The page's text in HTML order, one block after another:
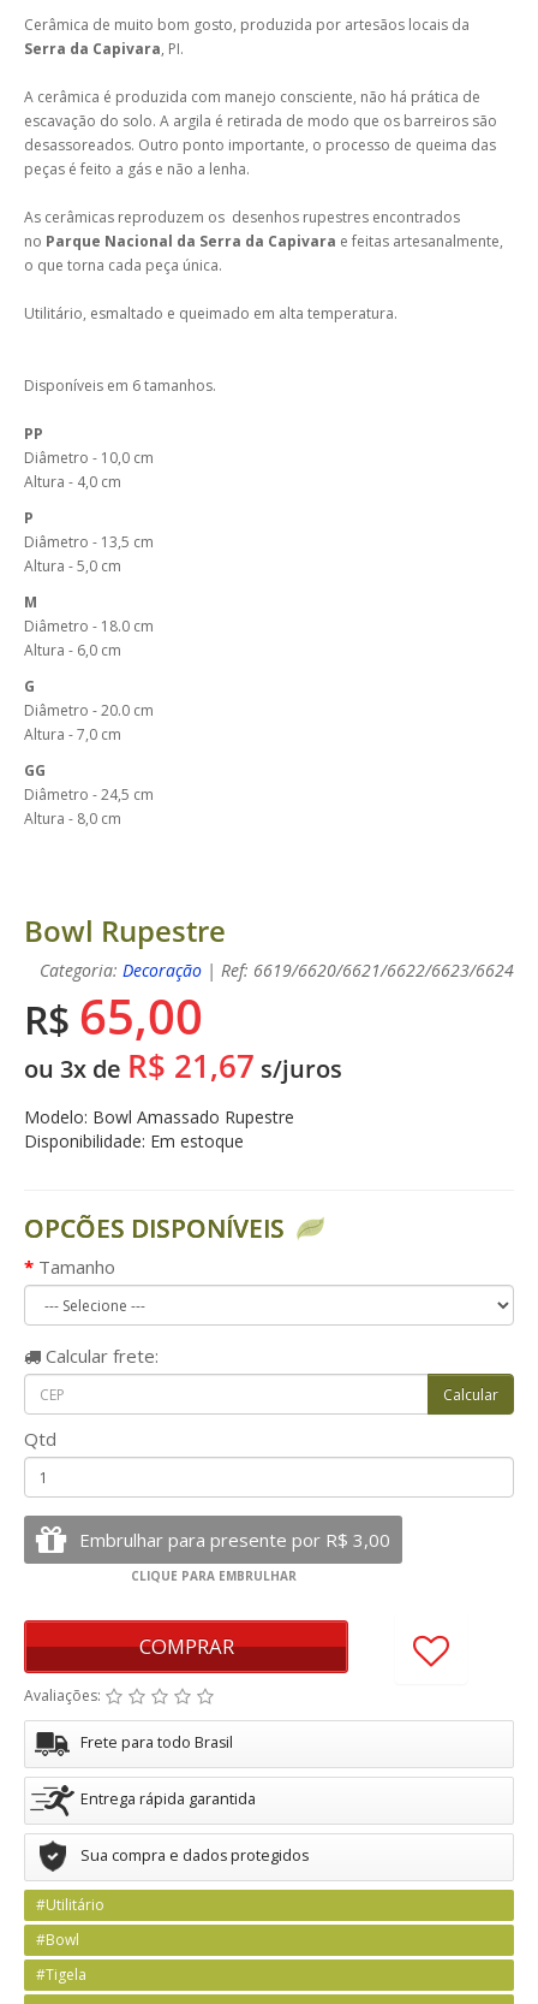
Cerâmica de muito bom gosto, produzida por artesãos locais da
Serra da Capivara, PI.
A cerâmica é produzida com manejo consciente, não há prática de
escavação do solo. A argila é retirada de modo que os barreiros são
desassoreados. Outro ponto importante, o processo de queima das
peças é feito a gás e não a lenha.
As cerâmicas reproduzem os desenhos rupestres encontrados
no Parque Nacional da Serra da Capivara e feitas artesanalmente,
o que torna cada peça única.
Utilitário, esmaltado e queimado em alta temperatura.
Disponíveis em 6 tamanhos.
PP
Diâmetro - 10,0 cm
Altura - 4,0 cm
P
Diâmetro - 13,5 cm
Altura - 5,0 cm
M
Diâmetro - 18.0 cm
Altura - 6,0 cm
G
Diâmetro - 20.0 cm
Altura - 7,0 cm
GG
Diâmetro - 24,5 cm
Altura - 8,0 cm
Bowl Rupestre
Categoria: Decoração | Ref: 6619/6620/6621/6622/6623/6624
R$ 65,00
ou 3x de R$ 21,67 s/juros
Modelo: Bowl Amassado Rupestre
Disponibilidade: Em estoque
OPCÕES DISPONÍVEIS
Tamanho
Calcular frete:
Qtd
COMPRAR
Avaliações:
Frete para todo Brasil
Entrega rápida garantida
Sua compra e dados protegidos
#Utilitário
#Bowl
#Tigela